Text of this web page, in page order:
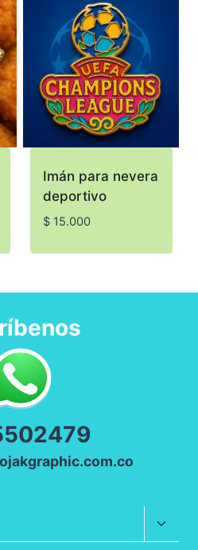
Imán para nevera
deportivo
$15.000
menú